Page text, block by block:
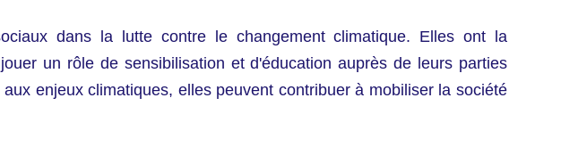
dans la lutte contre le changement climatique. Elles ont la
un rôle de sensibilisation et d'éducation auprès de leurs parties
enjeux climatiques, elles peuvent contribuer à mobiliser la société